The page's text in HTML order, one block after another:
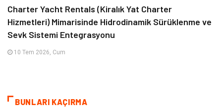
Charter Yacht Rentals (Kiralık Yat Charter
Hizmetleri) Mimarisinde Hidrodinamik Sürüklenme ve
Sevk Sistemi Entegrasyonu
10 Tem 2026, Cum
BUNLARI KAÇIRMA